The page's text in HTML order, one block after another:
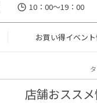
10：00～19：00
お買い得イベン
店舗おスス